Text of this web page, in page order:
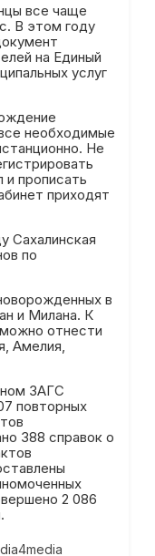
все чаще
В этом году
на Единый
услуг
необходимые
Не
и прописать
приходят
Сахалинская
по
в
и Милана. К
отнести
Амелия,
ЗАГС
повторных
388 справок о
2 086